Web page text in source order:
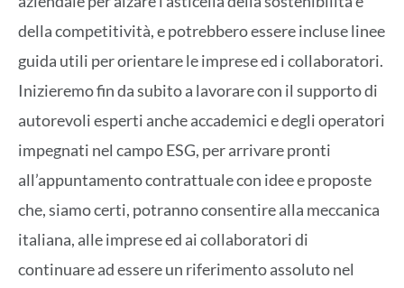
della competitività, e potrebbero essere incluse linee
guida utili per orientare le imprese ed i collaboratori.
Inizieremo fin da subito a lavorare con il supporto di
autorevoli esperti anche accademici e degli operatori
impegnati nel campo ESG, per arrivare pronti
all’appuntamento contrattuale con idee e proposte
che, siamo certi, potranno consentire alla meccanica
italiana, alle imprese ed ai collaboratori di
continuare ad essere un riferimento assoluto nel